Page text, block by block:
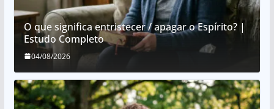
O que significa entristecer / apagar o Espírito? |
Estudo Completo
04/08/2026